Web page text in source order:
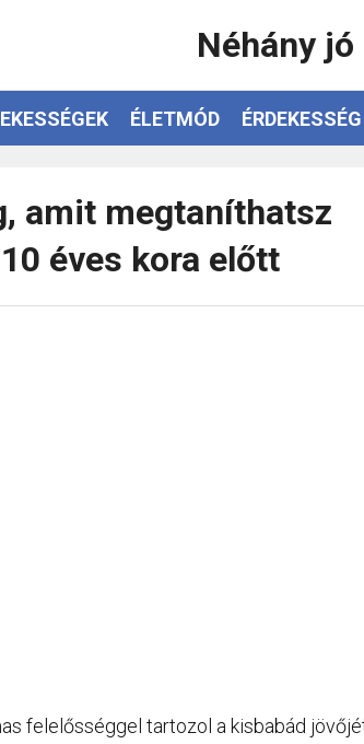
Néhány
ÉLETMÓD ÉRDEKESSÉG
amit megtaníthatsz
éves kora előtt
felelősséggel tartozol a kisbabád